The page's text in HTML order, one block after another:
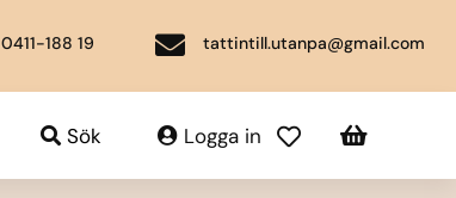
0411-188 19  tattintill.utanpa@gmail.com
 
Logga in
Sök